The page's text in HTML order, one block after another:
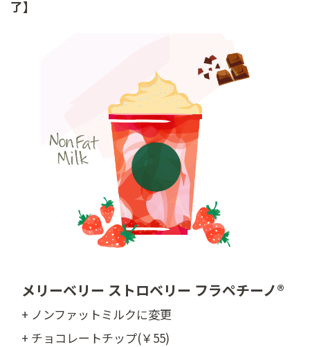
了】
メリーベリー ストロベリー フラペチーノ®
+ ノンファットミルクに変更
+ チョコレートチップ(￥55)